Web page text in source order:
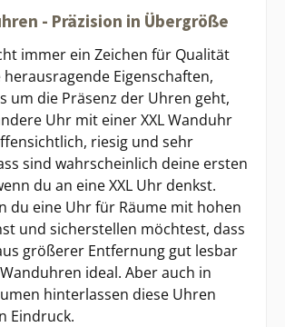
- Präzision in Übergröße
immer ein Zeichen für Qualität
Eigenschaften,
um die Präsenz der Uhren geht,
Uhr mit einer XXL Wanduhr
riesig und sehr
sind wahrscheinlich deine ersten
du an eine XXL Uhr denkst.
du eine Uhr für Räume mit hohen
und sicherstellen möchtest, dass
größerer Entfernung gut lesbar
ideal. Aber auch in
hinterlassen diese Uhren
Eindruck.